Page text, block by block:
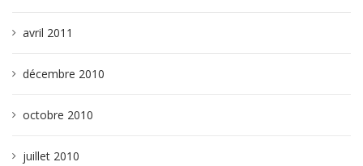
avril 2011
décembre 2010
octobre 2010
juillet 2010